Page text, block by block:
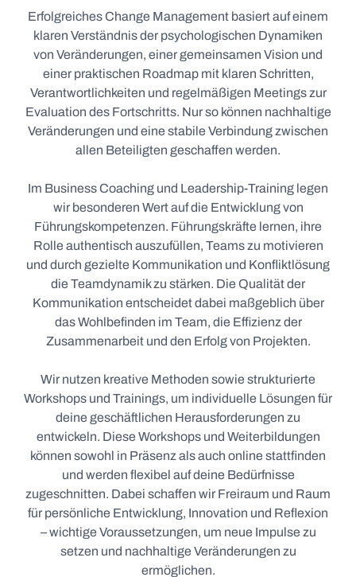
Erfolgreiches Change Management basiert auf einem
klaren Verständnis der psychologischen Dynamiken
von Veränderungen, einer gemeinsamen Vision und
einer praktischen Roadmap mit klaren Schritten,
Verantwortlichkeiten und regelmäßigen Meetings zur
Evaluation des Fortschritts. Nur so können nachhaltige
Veränderungen und eine stabile Verbindung zwischen
allen Beteiligten geschaffen werden.
Im Business Coaching und Leadership-Training legen
wir besonderen Wert auf die Entwicklung von
Führungskompetenzen. Führungskräfte lernen, ihre
Rolle authentisch auszufüllen, Teams zu motivieren
und durch gezielte Kommunikation und Konfliktlösung
die Teamdynamik zu stärken. Die Qualität der
Kommunikation entscheidet dabei maßgeblich über
das Wohlbefinden im Team, die Effizienz der
Zusammenarbeit und den Erfolg von Projekten.
Wir nutzen kreative Methoden sowie strukturierte
Workshops und Trainings, um individuelle Lösungen für
deine geschäftlichen Herausforderungen zu
entwickeln. Diese Workshops und Weiterbildungen
können sowohl in Präsenz als auch online stattfinden
und werden flexibel auf deine Bedürfnisse
zugeschnitten. Dabei schaffen wir Freiraum und Raum
für persönliche Entwicklung, Innovation und Reflexion
– wichtige Voraussetzungen, um neue Impulse zu
setzen und nachhaltige Veränderungen zu
ermöglichen.